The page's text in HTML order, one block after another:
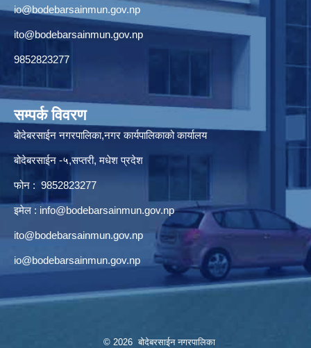
io@bodebarsainmun.gov.np
ito@bodebarsainmun.gov.np
9852823277
सम्पर्क विवरण
बोदेबरसाईन नगरपालिका,नगर कार्यपालिकाको कार्यालय
बोदेबरसाईन -५,सप्तरी, मधेश प्रदेश
फोन : 9852823277
इमेल : info@bodebarsainmun.gov.np
ito@bodebarsainmun.gov.np
io@bodebarsainmun.gov.np
© 2026 बोदेबरसाईन नगरपालिका